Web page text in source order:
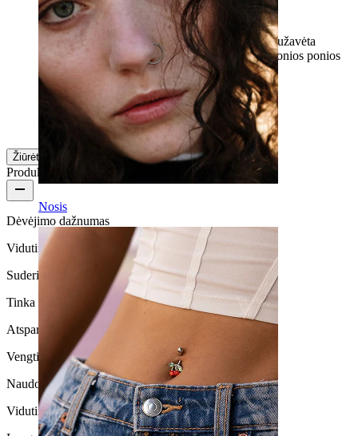
Nosis
Nosies iškirpimas
Nuostabi įmonė su gražiais pasirinkimais. Esu sužavėta
atlikimo tikslumu. Iškart gavau atsakymą iš malonios ponios
WhatsApp. Šiltai rekomenduoju pirkti čia.
Halina Patikrintas pirkinys
Išversta su AI Rodyti originalą
Žiūrėti daugiau
Produkto kokybė
Dėvėjimo dažnumas
Vidutinio naudojimo
Suderinamumas su oda
Tinka daugumos tipų odai
Atsparus vandeniui
Vengti vandens
Naudojimo trukmė
Vidutinio patvarimo